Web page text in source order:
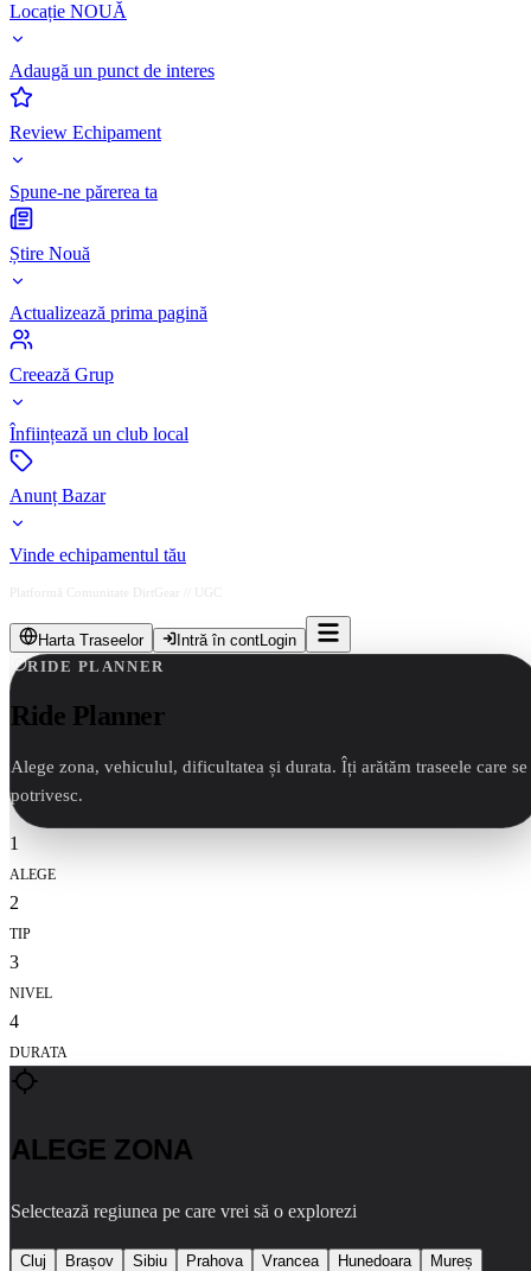
Locație NOUĂ
Adaugă un punct de interes
Review Echipament
Spune-ne părerea ta
Știre Nouă
Actualizează prima pagină
Creează Grup
Înființează un club local
Anunț Bazar
Vinde echipamentul tău
Platformă Comunitate DirtGear // UGC
Harta Traseelor Intră în contLogin
RIDE PLANNER
Ride Planner
Alege zona, vehiculul, dificultatea și durata. Îți arătăm traseele care se
potrivesc.
1
ALEGE
2
TIP
3
NIVEL
4
DURATA
ALEGE ZONA
Selectează regiunea pe care vrei să o explorezi
Cluj Brașov Sibiu Prahova Vrancea Hunedoara Mureș